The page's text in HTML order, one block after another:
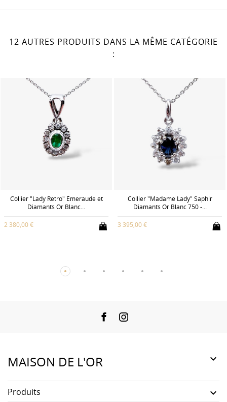
12 AUTRES PRODUITS DANS LA MÊME CATÉGORIE
:
Collier "Lady Retro" Émeraude et
Diamants Or Blanc...
2 380,00 €
Collier "Madame Lady" Saphir
Diamants Or Blanc 750 -...
3 395,00 €
FacebookInstagram
MAISON DE L'OR 
Produits 